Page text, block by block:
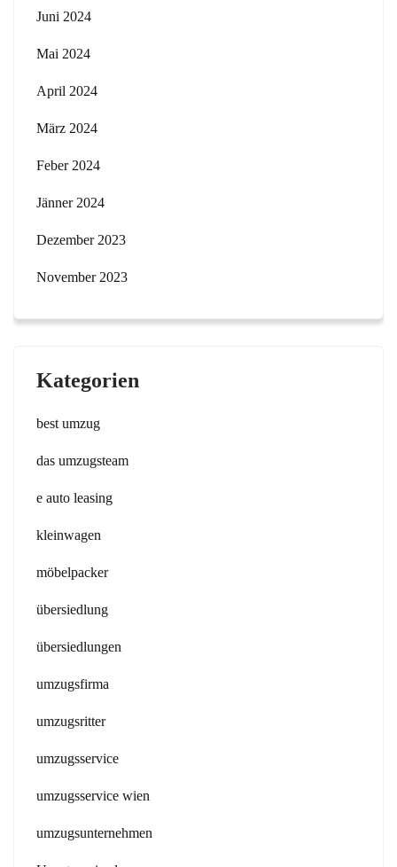
Juni 2024
Mai 2024
April 2024
März 2024
Feber 2024
Jänner 2024
Dezember 2023
November 2023
Kategorien
best umzug
das umzugsteam
e auto leasing
kleinwagen
möbelpacker
übersiedlung
übersiedlungen
umzugsfirma
umzugsritter
umzugsservice
umzugsservice wien
umzugsunternehmen